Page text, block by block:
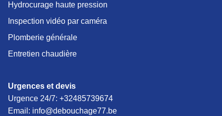
Hydrocurage haute pression
Inspection vidéo par caméra
Plomberie générale
Entretien chaudière
Urgences et devis
Urgence 24/7: +32485739674
Email: info@debouchage77.be